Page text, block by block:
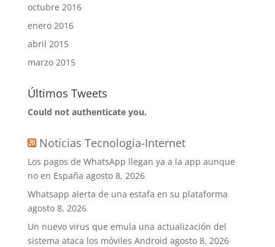
octubre 2016
enero 2016
abril 2015
marzo 2015
Últimos Tweets
Could not authenticate you.
Noticias Tecnologia-Internet
Los pagos de WhatsApp llegan ya a la app aunque
no en España agosto 8, 2026
Whatsapp alerta de una estafa en su plataforma
agosto 8, 2026
Un nuevo virus que emula una actualización del
sistema ataca los móviles Android agosto 8, 2026